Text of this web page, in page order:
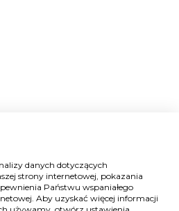
danych dotyczących
strony internetowej, pokazania
Państwu wspaniałego
Aby uzyskać więcej informacji